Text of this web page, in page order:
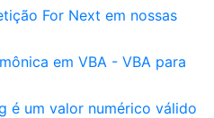
For Next em nossas
em VBA - VBA para
é um valor numérico válido